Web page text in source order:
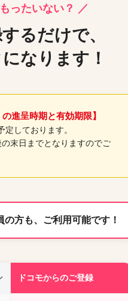
ったいない？ ／
るだけで、
なります！
進呈時期と有効期限】
しております。
末日までとなりますのでご
方も、ご利用可能です！
ドコモからのご登録